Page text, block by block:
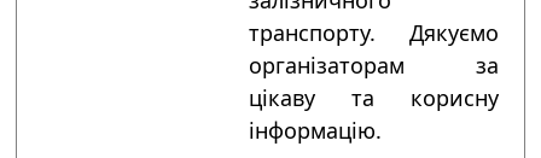
транспорту. Дякуємо
організаторам за
цікаву та корисну
інформацію.